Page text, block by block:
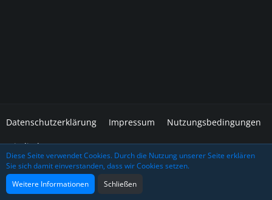
Datenschutzerklärung Impressum Nutzungsbedingungen
Mitglieder
Community-Software:WoltLab Suite™
Diese Seite verwendet Cookies. Durch die Nutzung unserer Seite erklären
Sie sich damit einverstanden, dass wir Cookies setzen.
Weitere Informationen
Schließen